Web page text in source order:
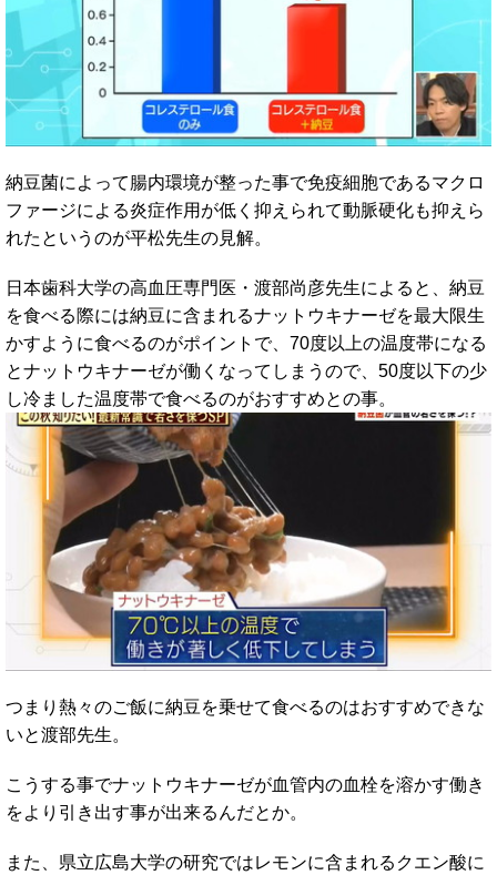
納豆菌によって腸内環境が整った事で免疫細胞であるマクロ
ファージによる炎症作用が低く抑えられて動脈硬化も抑えら
れたというのが平松先生の見解。
日本歯科大学の高血圧専門医・渡部尚彦先生によると、納豆
を食べる際には納豆に含まれるナットウキナーゼを最大限生
かすように食べるのがポイントで、70度以上の温度帯になる
とナットウキナーゼが働くなってしまうので、50度以下の少
し冷ました温度帯で食べるのがおすすめとの事。
つまり熱々のご飯に納豆を乗せて食べるのはおすすめできな
いと渡部先生。
こうする事でナットウキナーゼが血管内の血栓を溶かす働き
をより引き出す事が出来るんだとか。
また、県立広島大学の研究ではレモンに含まれるクエン酸に